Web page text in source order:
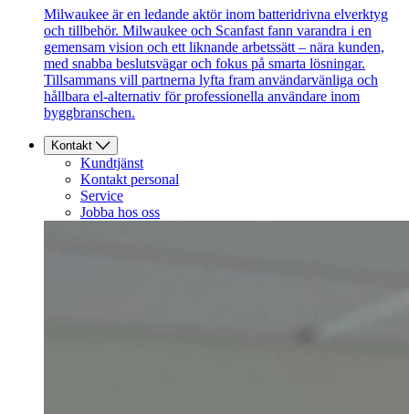
Milwaukee är en ledande aktör inom batteridrivna elverktyg
och tillbehör. Milwaukee och Scanfast fann varandra i en
gemensam vision och ett liknande arbetssätt – nära kunden,
med snabba beslutsvägar och fokus på smarta lösningar.
Tillsammans vill partnerna lyfta fram användarvänliga och
hållbara el-alternativ för professionella användare inom
byggbranschen.
Kontakt
Kundtjänst
Kontakt personal
Service
Jobba hos oss